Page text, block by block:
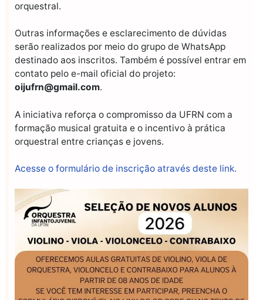
orquestral.
Outras informações e esclarecimento de dúvidas
serão realizados por meio do grupo de WhatsApp
destinado aos inscritos. Também é possível entrar em
contato pelo e-mail oficial do projeto:
oijufrn@gmail.com.
A iniciativa reforça o compromisso da UFRN com a
formação musical gratuita e o incentivo à prática
orquestral entre crianças e jovens.
Acesse o formulário de inscrição através deste link.